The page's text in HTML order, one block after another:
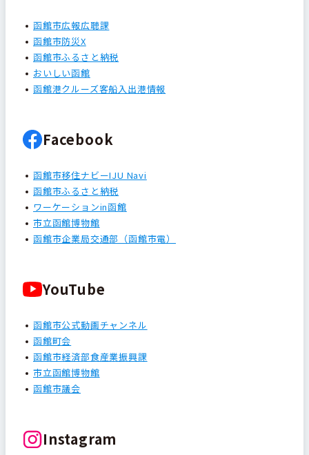
函館市広報広聴課
函館市防災X
函館市ふるさと納税
おいしい函館
函館港クルーズ客船入出港情報
Facebook
函館市移住ナビーIJU Navi
函館市ふるさと納税
ワーケーションin函館
市立函館博物館
函館市企業局交通部（函館市電）
YouTube
函館市公式動画チャンネル
函館町会
函館市経済部食産業振興課
市立函館博物館
函館市議会
Instagram